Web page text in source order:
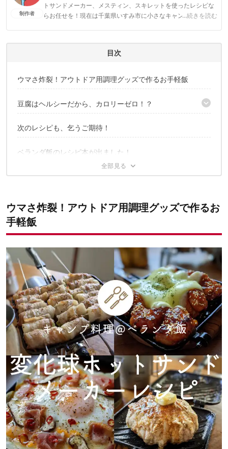
制作者
トサンドメーカー、メスティン、スキレットを使ったレシピな
らお任せを！現在は千葉県いすみ市に小さなキャンプ場を開拓
...続きを読む
ベランダ飯のプロフィール
目次
ウマさ炸裂！アウトドア用調理グッズで作るお手軽飯
豆腐はヘルシーだから、カロリーゼロ！？
作り方
麺つゆ＋バターの最強タッグ！動画もどうぞ
今回使ったアイテムはこちら
次のレシピも、乞うご期待！
ベランダ飯のレシピ本が出ました！
ウマさ炸裂！アウトドア用調理グッズで作るお
手軽飯